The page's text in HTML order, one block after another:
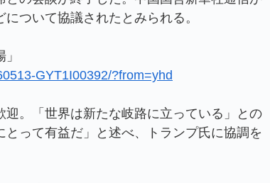
ついて協議されたとみられる。
GYT1I00392/?from=yhd
。「世界は新たな岐路に立っている」との
って有益だ」と述べ、トランプ氏に協調を